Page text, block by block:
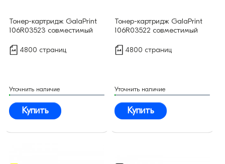
Тонер-картридж GalaPrint
106R03523 совместимый
4800 страниц
Уточнить наличие
Купить
Тонер-картридж GalaPrint
106R03522 совместимый
4800 страниц
Уточнить наличие
Купить